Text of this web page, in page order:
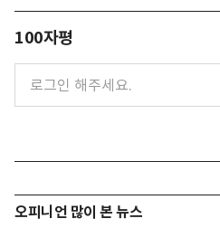
100자평
오피니언 많이 본 뉴스